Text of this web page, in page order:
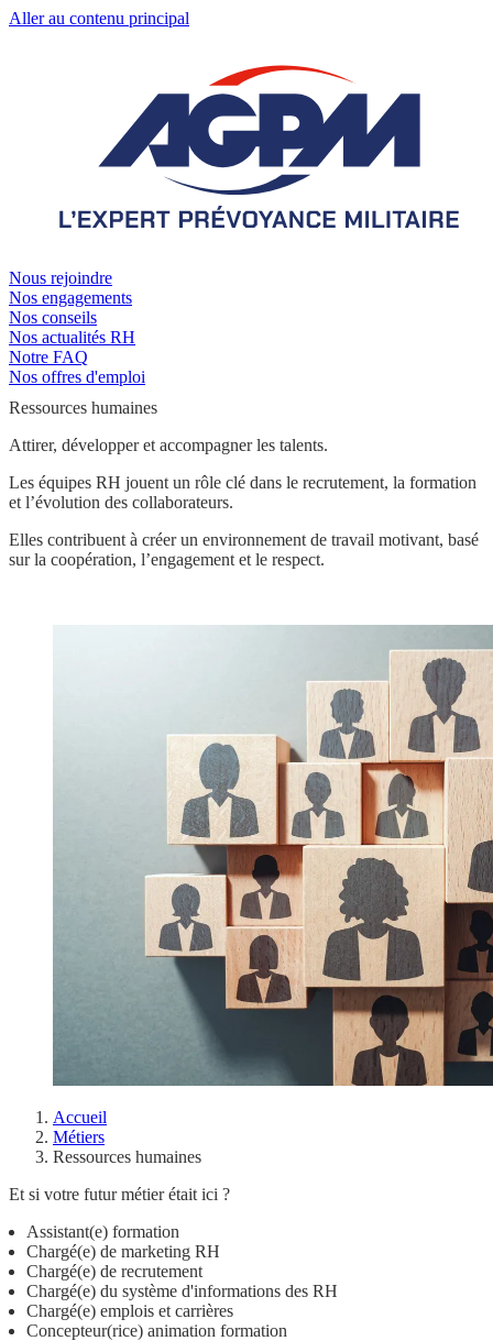
Aller au contenu principal
Nous rejoindre
Nos engagements
Nos conseils
Nos actualités RH
Notre FAQ
Nos offres d'emploi
Ressources humaines
Attirer, développer et accompagner les talents.
Les équipes RH jouent un rôle clé dans le recrutement, la formation
et l’évolution des collaborateurs.
Elles contribuent à créer un environnement de travail motivant, basé
sur la coopération, l’engagement et le respect.
Accueil
Métiers
Ressources humaines
Et si votre futur métier était ici ?
Assistant(e) formation
Chargé(e) de marketing RH
Chargé(e) de recrutement
Chargé(e) du système d'informations des RH
Chargé(e) emplois et carrières
Concepteur(rice) animation formation